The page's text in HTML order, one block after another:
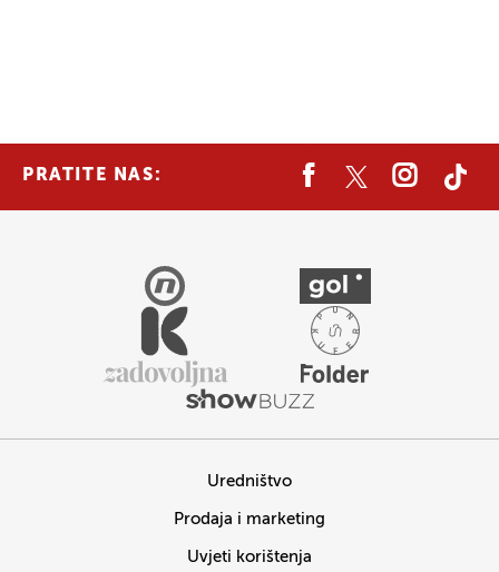
PRATITE NAS:
Uredništvo
Prodaja i marketing
Uvjeti korištenja